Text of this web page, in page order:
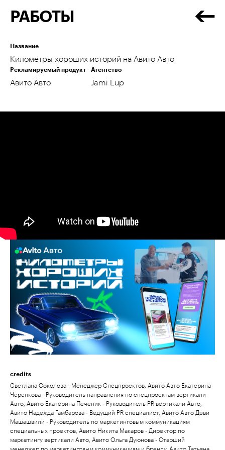
РАБОТЫ
Название
Километры хороших историй на Авито Авто
Рекламируемый продукт
Авито Авто
Агентство
Jami Lup
credits
Светлана Соколова - Менеджер Спецпроектов, Авито Авто Екатерина
Черенкова - Руководитель направления по спецпроектам вертикали
Авто, Авито Екатерина Печеник - Руководитель PR вертикали Авто,
Авито Надежда Гамбарова - Ведущий PR специалист, Авито Авто Дэви
Машашвили - Руководитель по маркетинговым коммуникациям
специальных проектов, Авито Никита Макаров - Директор по
маркетингу вертикали Авто, Авито Ольга Дуюнова - Старший